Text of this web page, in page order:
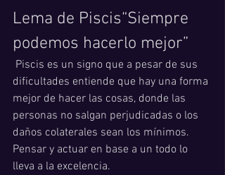
Lema de Piscis“Siempre
podemos hacerlo mejor”
dificultades entiende que hay una forma
mejor de hacer las cosas, donde las
personas no salgan perjudicadas o los
daños colaterales sean los mínimos.
Pensar y actuar en base a un todo lo
lleva a la excelencia.